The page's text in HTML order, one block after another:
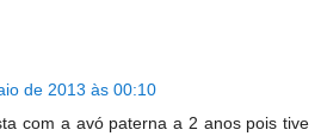
de 2013 às 00:10
com a avó paterna a 2 anos pois tive